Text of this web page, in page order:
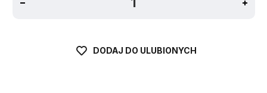
DODAJ DO ULUBIONYCH